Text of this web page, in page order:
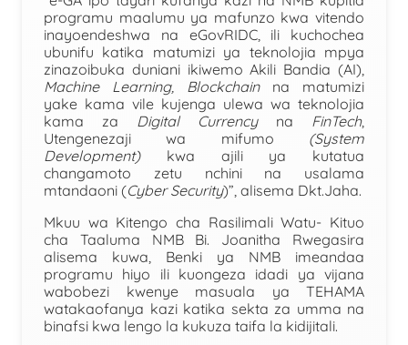
programu maalumu ya mafunzo kwa vitendo
inayoendeshwa na eGovRIDC, ili kuchochea
ubunifu katika matumizi ya teknolojia mpya
zinazoibuka duniani ikiwemo Akili Bandia (AI),
Machine Learning, Blockchainna matumizi
yake kama vile kujenga ulewa wa teknolojia
kama za Digital Currencyna FinTech,
Utengenezaji wa mifumo (System
Development)kwa ajili ya kutatua
changamoto zetu nchini na usalama
mtandaoni (Cyber Security)”, alisema Dkt.Jaha.
Mkuu wa Kitengo cha Rasilimali Watu- Kituo
cha Taaluma NMB Bi. Joanitha Rwegasira
alisema kuwa, Benki ya NMB imeandaa
programu hiyo ili kuongeza idadi ya vijana
wabobezi kwenye masuala ya TEHAMA
watakaofanya kazi katika sekta za umma na
binafsi kwa lengo la kukuza taifa la kidijitali.